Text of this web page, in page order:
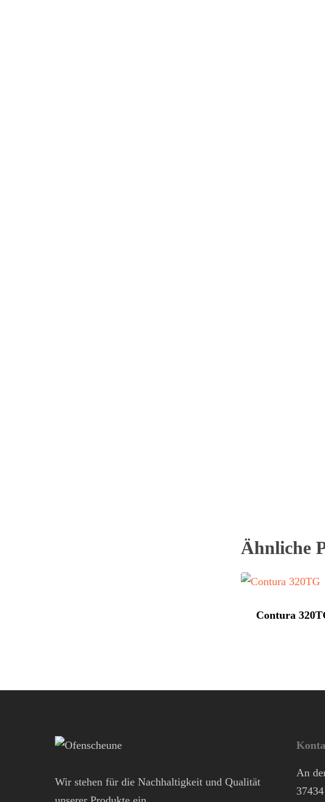
Ähnliche
Contura
Wir stehen für die Nachhaltigkeit und Qualität
An